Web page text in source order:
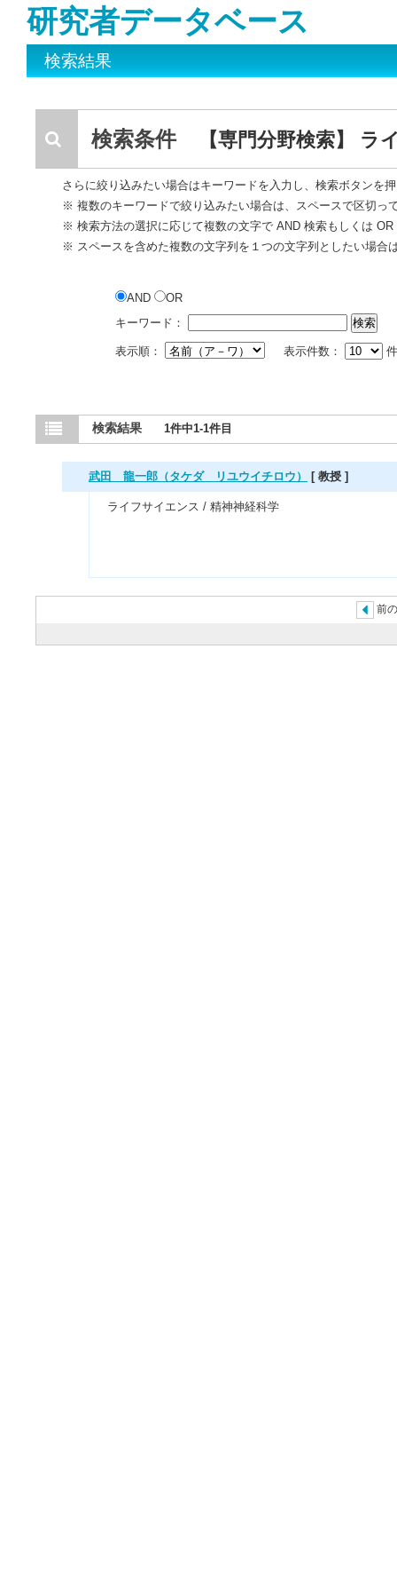
研究者データベース
検索結果
検索条件 【専門分野検索】 ラ
さらに絞り込みたい場合はキーワードを入力し、検索ボタンを
※ 複数のキーワードで絞り込みたい場合は、スペースで区切っ
※ 検索方法の選択に応じて複数の文字で AND 検索もしくは
※ スペースを含めた複数の文字列を１つの文字列としたい場合
AND
OR
キーワード：
表示順： 表示件数：
検索結果 1件中1-1件目
武田 龍一郎（タケダ リユウイチロウ） [ 教授 ]
ライフサイエンス / 精神神経科学
前